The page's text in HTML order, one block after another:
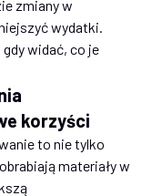
zmiany w
wydatki.
widać, co je
korzyści
to nie tylko
materiały w